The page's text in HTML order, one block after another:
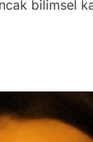
bilimsel